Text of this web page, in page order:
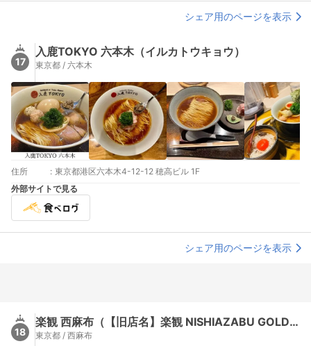
シェア用のページを表示
17
入鹿TOKYO 六本木（イルカトウキョウ）
東京都 / 六本木
住所 : 東京都港区六本木4-12-12 穂高ビル 1F
外部サイトで見る
シェア用のページを表示
18
楽観 西麻布（【旧店名】楽観 NISHIAZABU GOLD）
東京都 / 西麻布